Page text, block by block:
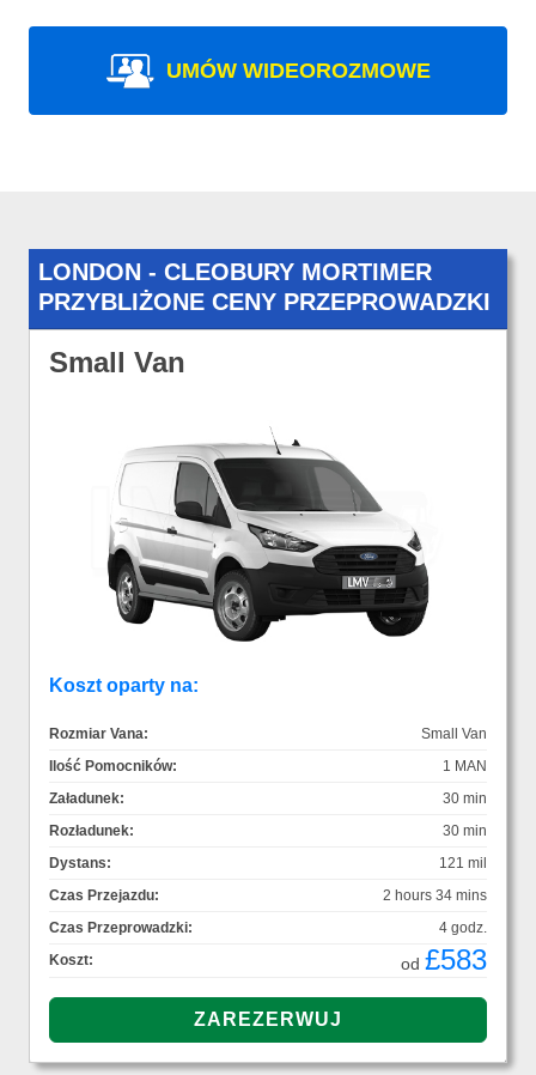
UMÓW WIDEOROZMOWE
LONDON - CLEOBURY MORTIMER
PRZYBLIŻONE CENY PRZEPROWADZKI
Small Van
Koszt oparty na:
Rozmiar Vana:
Small Van
Ilość Pomocników:
1 MAN
Załadunek:
30 min
Rozładunek:
30 min
Dystans:
121 mil
Czas Przejazdu:
2 hours 34 mins
Czas Przeprowadzki:
4 godz.
Koszt:
od £583